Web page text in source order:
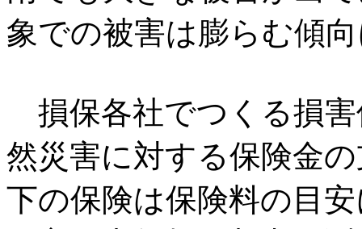
象での被害は膨らむ傾
損保各社でつくる損害
然災害に対する保険金
下の保険は保険料の目